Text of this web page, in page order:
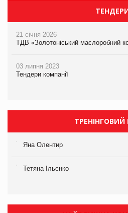
21 січня 2026
ТДВ «Золотоніський маслоробний
03 липня 2023
Тендери компанії
ТРЕНІНГОВИЙ
Яна Олентир
Тетяна Ільєнко